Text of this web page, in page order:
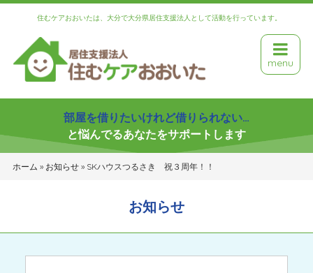
住むケアおおいたは、大分で大分県居住支援法人として活動を行っています。
menu
部屋を借りたいけれど借りられない…
と悩んでるあなたをサポートします
ホーム » お知らせ» SKハウスつるさき 祝３周年！！
お知らせ